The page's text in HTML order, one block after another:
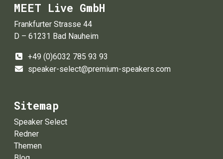
MEET Live GmbH
Frankfurter Strasse 44
D – 61231 Bad Nauheim
+49 (0)6032 785 93 93
speaker-select@premium-speakers.com
Sitemap
Speaker Select
Redner
Themen